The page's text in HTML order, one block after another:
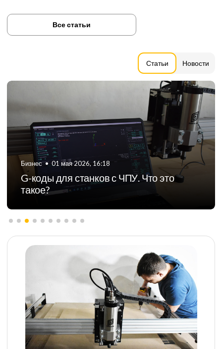
Статьи Новости
Все статьи
Бизнес • 06 августа 2024, 11:21
ТОП-5 российских производителей
фрезерных станков с ЧПУ